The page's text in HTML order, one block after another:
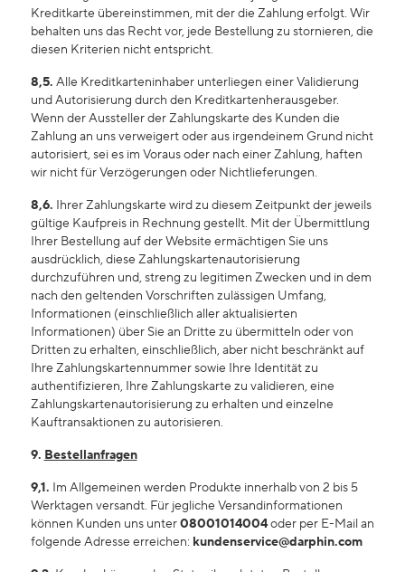
Kreditkarte übereinstimmen, mit der die Zahlung erfolgt. Wir
behalten uns das Recht vor, jede Bestellung zu stornieren, die
diesen Kriterien nicht entspricht.
8,5. Alle Kreditkarteninhaber unterliegen einer Validierung
und Autorisierung durch den Kreditkartenherausgeber.
Wenn der Aussteller der Zahlungskarte des Kunden die
Zahlung an uns verweigert oder aus irgendeinem Grund nicht
autorisiert, sei es im Voraus oder nach einer Zahlung, haften
wir nicht für Verzögerungen oder Nichtlieferungen.
8,6. Ihrer Zahlungskarte wird zu diesem Zeitpunkt der jeweils
gültige Kaufpreis in Rechnung gestellt. Mit der Übermittlung
Ihrer Bestellung auf der Website ermächtigen Sie uns
ausdrücklich, diese Zahlungskartenautorisierung
durchzuführen und, streng zu legitimen Zwecken und in dem
nach den geltenden Vorschriften zulässigen Umfang,
Informationen (einschließlich aller aktualisierten
Informationen) über Sie an Dritte zu übermitteln oder von
Dritten zu erhalten, einschließlich, aber nicht beschränkt auf
Ihre Zahlungskartennummer sowie Ihre Identität zu
authentifizieren, Ihre Zahlungskarte zu validieren, eine
Zahlungskartenautorisierung zu erhalten und einzelne
Kauftransaktionen zu autorisieren.
9. Bestellanfragen
9,1. Im Allgemeinen werden Produkte innerhalb von 2 bis 5
Werktagen versandt. Für jegliche Versandinformationen
können Kunden uns unter08001014004oder per E-Mail an
folgende Adresse erreichen: kundenservice@darphin.com